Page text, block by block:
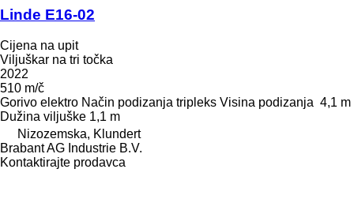
Linde E16-02
Cijena na upit
Viljuškar na tri točka
2022
510 m/č
Gorivo elektro Način podizanja tripleks Visina podizanja 4,1 m
Dužina viljuške 1,1 m
Nizozemska, Klundert
Brabant AG Industrie B.V.
Kontaktirajte prodavca